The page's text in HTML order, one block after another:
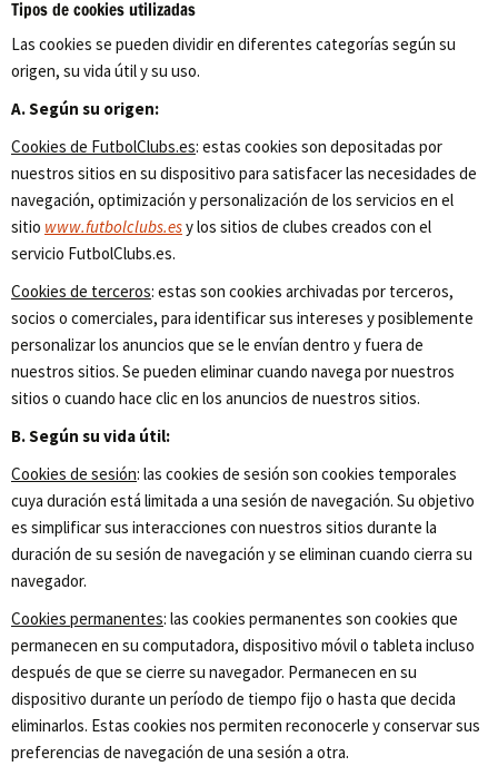
Tipos de cookies utilizadas
Las cookies se pueden dividir en diferentes categorías según su
origen, su vida útil y su uso.
A. Según su origen:
Cookies de FutbolClubs.es: estas cookies son depositadas por
nuestros sitios en su dispositivo para satisfacer las necesidades de
navegación, optimización y personalización de los servicios en el
sitio www.futbolclubs.esy los sitios de clubes creados con el
servicio FutbolClubs.es.
Cookies de terceros: estas son cookies archivadas por terceros,
socios o comerciales, para identificar sus intereses y posiblemente
personalizar los anuncios que se le envían dentro y fuera de
nuestros sitios. Se pueden eliminar cuando navega por nuestros
sitios o cuando hace clic en los anuncios de nuestros sitios.
B. Según su vida útil:
Cookies de sesión: las cookies de sesión son cookies temporales
cuya duración está limitada a una sesión de navegación. Su objetivo
es simplificar sus interacciones con nuestros sitios durante la
duración de su sesión de navegación y se eliminan cuando cierra su
navegador.
Cookies permanentes: las cookies permanentes son cookies que
permanecen en su computadora, dispositivo móvil o tableta incluso
después de que se cierre su navegador. Permanecen en su
dispositivo durante un período de tiempo fijo o hasta que decida
eliminarlos. Estas cookies nos permiten reconocerle y conservar sus
preferencias de navegación de una sesión a otra.